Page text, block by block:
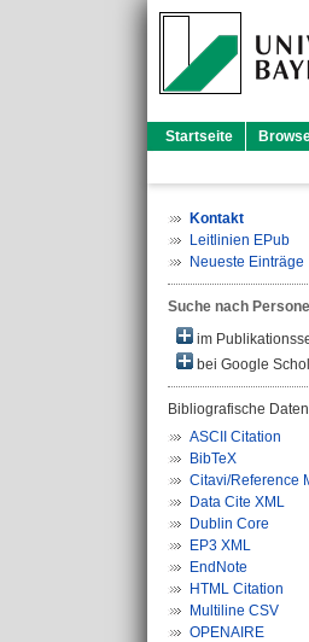
Startseite
Kontakt
Leitlinien EPub
Neueste Einträge
Suche nach
im
bei Google
Bibliografische
ASCII Citation
BibTeX
Citavi/Reference
Data Cite XML
Dublin Core
EP3 XML
EndNote
HTML Citation
Multiline CSV
OPENAIRE